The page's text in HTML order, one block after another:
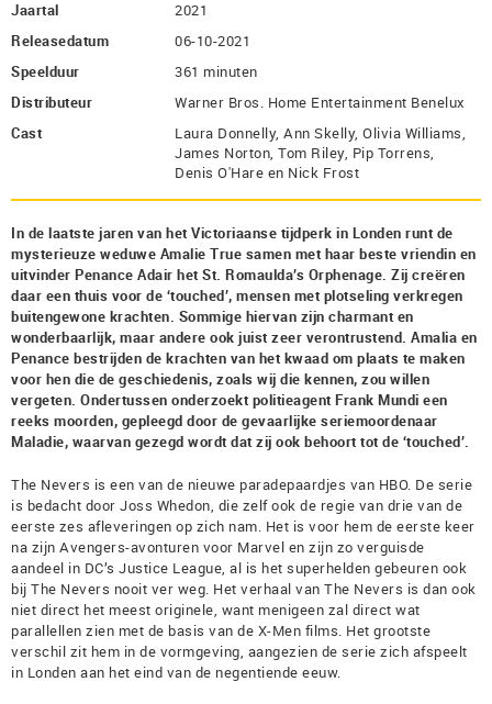
Jaartal
2021
Releasedatum
06-10-2021
Speelduur
361 minuten
Distributeur
Warner Bros. Home Entertainment Benelux
Cast
Laura Donnelly, Ann Skelly, Olivia Williams,
James Norton, Tom Riley, Pip Torrens,
Denis O'Hare en Nick Frost
In de laatste jaren van het Victoriaanse tijdperk in Londen runt de
mysterieuze weduwe Amalie True samen met haar beste vriendin en
uitvinder Penance Adair het St. Romaulda’s Orphenage. Zij creëren
daar een thuis voor de ‘touched’, mensen met plotseling verkregen
buitengewone krachten. Sommige hiervan zijn charmant en
wonderbaarlijk, maar andere ook juist zeer verontrustend. Amalia en
Penance bestrijden de krachten van het kwaad om plaats te maken
voor hen die de geschiedenis, zoals wij die kennen, zou willen
vergeten. Ondertussen onderzoekt politieagent Frank Mundi een
reeks moorden, gepleegd door de gevaarlijke seriemoordenaar
Maladie, waarvan gezegd wordt dat zij ook behoort tot de ‘touched’.
The Nevers is een van de nieuwe paradepaardjes van HBO. De serie
is bedacht door Joss Whedon, die zelf ook de regie van drie van de
eerste zes afleveringen op zich nam. Het is voor hem de eerste keer
na zijn Avengers-avonturen voor Marvel en zijn zo verguisde
aandeel in DC’s Justice League, al is het superhelden gebeuren ook
bij The Nevers nooit ver weg. Het verhaal van The Nevers is dan ook
niet direct het meest originele, want menigeen zal direct wat
parallellen zien met de basis van de X-Men films. Het grootste
verschil zit hem in de vormgeving, aangezien de serie zich afspeelt
in Londen aan het eind van de negentiende eeuw.